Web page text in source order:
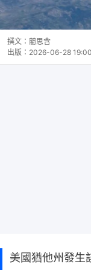
撰文： 藺思含
出版： 2026-06-28 19:00
美國猶他州發生